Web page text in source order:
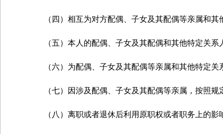
（四）相互为对方配偶、子女及其配偶等亲属和其
（五）本人的配偶、子女及其配偶和其他特定关系
（六）为配偶、子女及其配偶等亲属和其他特定关
（七）因涉及配偶、子女及其配偶等亲属，按照规
（八）离职或者退休后利用原职权或者职务上的影